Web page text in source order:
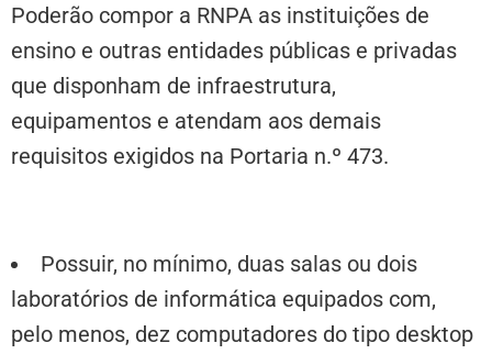
Poderão compor a RNPA as instituições de
ensino e outras entidades públicas e privadas
que disponham de infraestrutura,
equipamentos e atendam aos demais
requisitos exigidos na Portaria n.º 473.
Possuir, no mínimo, duas salas ou dois
laboratórios de informática equipados com,
pelo menos, dez computadores do tipo desktop